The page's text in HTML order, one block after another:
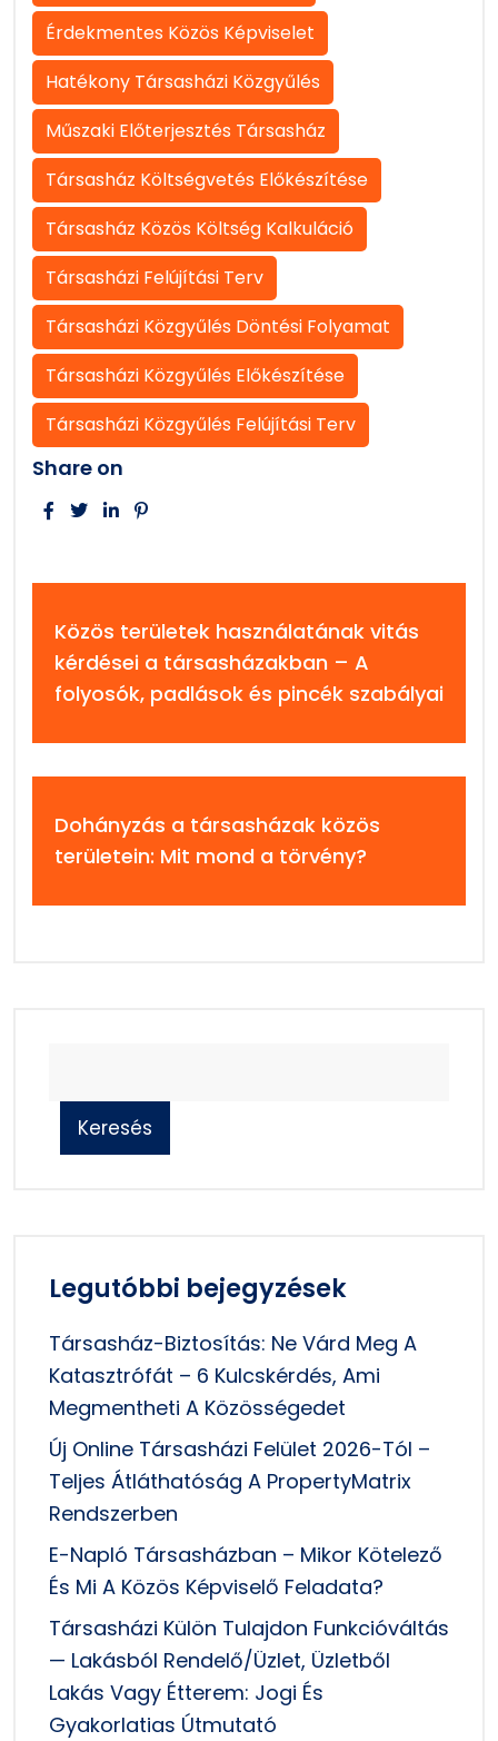
Érdekmentes Közös Képviselet
Hatékony Társasházi Közgyűlés
Műszaki Előterjesztés Társasház
Társasház Költségvetés Előkészítése
Társasház Közös Költség Kalkuláció
Társasházi Felújítási Terv
Társasházi Közgyűlés Döntési Folyamat
Társasházi Közgyűlés Előkészítése
Társasházi Közgyűlés Felújítási Terv
Share on
Közös területek használatának vitás
kérdései a társasházakban – A
folyosók, padlások és pincék szabályai
Dohányzás a társasházak közös
területein: Mit mond a törvény?
Keresés
Legutóbbi bejegyzések
Társasház-Biztosítás: Ne Várd Meg A
Katasztrófát – 6 Kulcskérdés, Ami
Megmentheti A Közösségedet
Új Online Társasházi Felület 2026-Tól –
Teljes Átláthatóság A PropertyMatrix
Rendszerben
E-Napló Társasházban – Mikor Kötelező
És Mi A Közös Képviselő Feladata?
Társasházi Külön Tulajdon Funkcióváltás
— Lakásból Rendelő/üzlet, Üzletből
Lakás Vagy Étterem: Jogi És
Gyakorlatias Útmutató